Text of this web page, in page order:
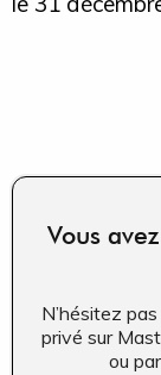
Vous
N’hésitez
privé sur
ou